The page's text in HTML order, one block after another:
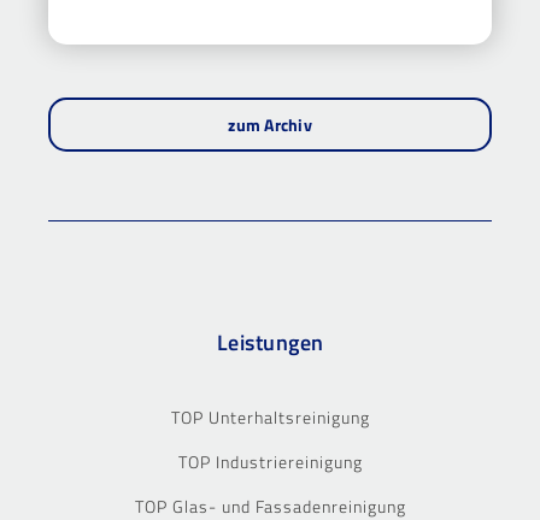
zum Archiv
Leistungen
TOP Unterhaltsreinigung
TOP Industriereinigung
TOP Glas- und Fassadenreinigung